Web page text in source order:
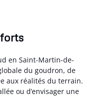
en Saint-Martin-de-
du goudron, de
aux réalités du terrain.
ou d’envisager une